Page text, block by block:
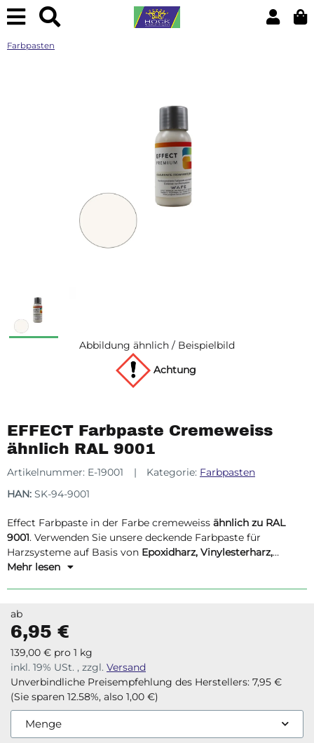
Farbpasten
Abbildung ähnlich / Beispielbild
Achtung
EFFECT Farbpaste Cremeweiss
ähnlich RAL 9001
Artikelnummer: E-19001 Kategorie: Farbpasten
HAN: SK-94-9001
Effect Farbpaste in der Farbe cremeweiss ähnlich zu RAL
9001. Verwenden Sie unsere deckende Farbpaste für
Harzsysteme auf Basis von Epoxidharz, Vinylesterharz,
Acrylharz und Polyesterharz.
Mehr lesen
ab
6,95 €
139,00 € pro 1 kg
inkl. 19% USt. , zzgl. Versand
Unverbindliche Preisempfehlung des Herstellers: 7,95 €
(Sie sparen 12.58%, also 1,00 €)
Menge